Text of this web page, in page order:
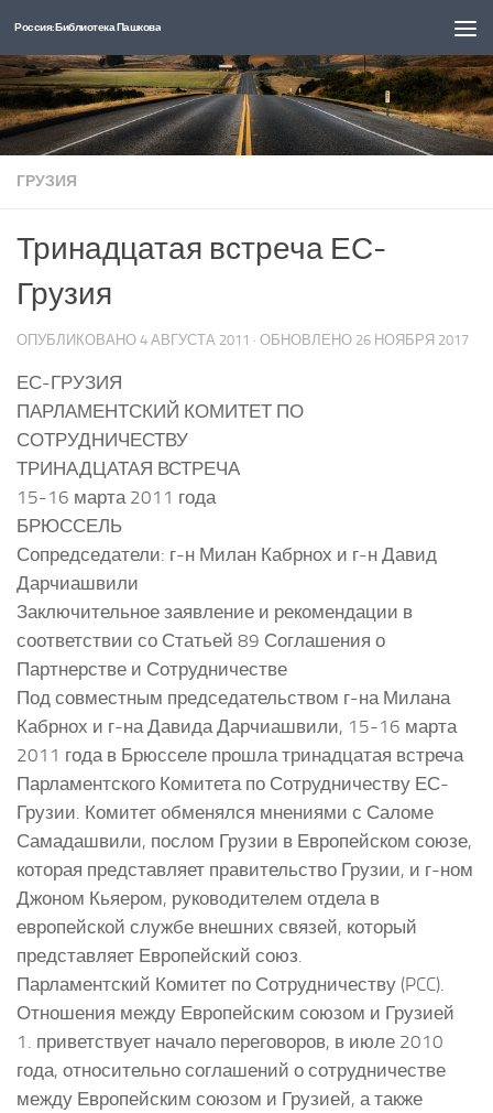
Перейти к содержимому
Россия: Библиотека Пашкова
ГРУЗИЯ
Тринадцатая встреча ЕС-
Грузия
ОПУБЛИКОВАНО 4 АВГУСТА 2011 · ОБНОВЛЕНО 26 НОЯБРЯ 2017
ЕС-ГРУЗИЯ
ПАРЛАМЕНТСКИЙ КОМИТЕТ ПО
СОТРУДНИЧЕСТВУ
ТРИНАДЦАТАЯ ВСТРЕЧА
15-16 марта 2011 года
БРЮССЕЛЬ
Сопредседатели: г-н Милан Кабрнох и г-н Давид
Дарчиашвили
Заключительное заявление и рекомендации в
соответствии со Статьей 89 Соглашения о
Партнерстве и Сотрудничестве
Под совместным председательством г-на Милана
Кабрнох и г-на Давида Дарчиашвили, 15-16 марта
2011 года в Брюсселе прошла тринадцатая встреча
Парламентского Комитета по Сотрудничеству ЕС-
Грузии. Комитет обменялся мнениями с Саломе
Самадашвили, послом Грузии в Европейском союзе,
которая представляет правительство Грузии, и г-ном
Джоном Кьяером, руководителем отдела в
европейской службе внешних связей, который
представляет Европейский союз.
Парламентский Комитет по Сотрудничеству (PCC).
Отношения между Европейским союзом и Грузией
1. приветствует начало переговоров, в июле 2010
года, относительно соглашений о сотрудничестве
между Европейским союзом и Грузией, а также